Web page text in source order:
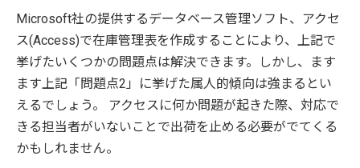
Microsoft社の提供するデータベース管理ソフト、アクセ
ス(Access)で在庫管理表を作成することにより、上記で
挙げたいくつかの問題点は解決できます。しかし、ます
ます上記「問題点2」に挙げた属人的傾向は強まるとい
えるでしょう。 アクセスに何か問題が起きた際、対応で
きる担当者がいないことで出荷を止める必要がでてくる
かもしれません。